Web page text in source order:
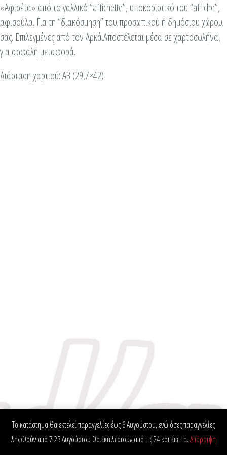
«Αφισέτα» από το γαλλικό “affichette”, υποκοριστικό του “affiche”,
αφισούλα. Για τη “διακόσμηση” του προσωπικού ή δημόσιου χώρου
σας. Επιλεγμένες από τον Αρκά.Αποστέλεται μέσα σε χαρτοσωλήνα,
για ασφαλή μεταφορά.
Διάσταση χαρτιού: Α3 (29,7×42)
Το κατάστημα θα εκτελεί παραγγελίες έως 6 Αυγούστου, ενώ όσες παραγγελίες
ληφθούν από 7-23 Αυγούστου θα εκτελεστούν από τις 24 και έπειτα.Απόρριψη